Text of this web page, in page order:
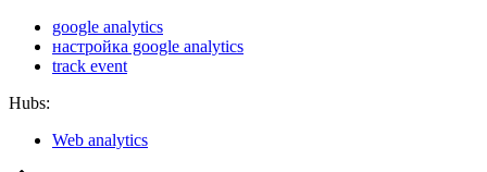
google analytics
настройка google analytics
track event
Hubs:
Web analytics